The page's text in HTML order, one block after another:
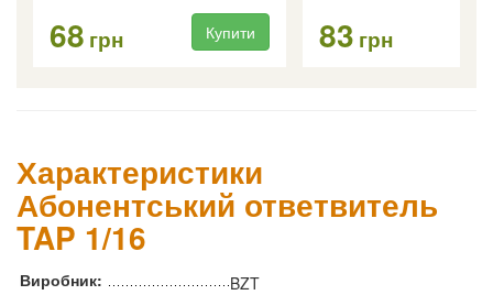
68 грн Купити 83 грн
Характеристики
Абонентський ответвитель
TAP 1/16
Виробник:
BZT